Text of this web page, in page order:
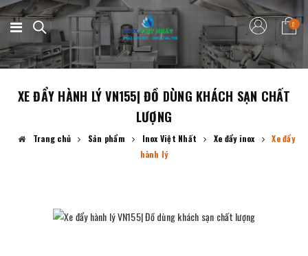
0
XE ĐẨY HÀNH LÝ VN155| ĐỒ DÙNG KHÁCH SẠN CHẤT
LƯỢNG
Trang chủ Sản phẩm Inox Việt Nhất Xe đẩy inox
Xe đẩy
hành lý